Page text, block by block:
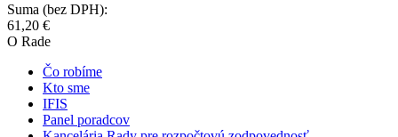
Suma (bez DPH):
61,20 €
O Rade
Čo robíme
Kto sme
IFIS
Panel poradcov